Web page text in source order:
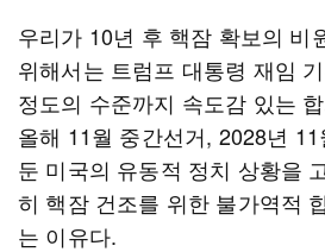
우리가 10년 후 핵잠 확보의 비
위해서는 트럼프 대통령 재임
정도의 수준까지 속도감 있는
올해 11월 중간선거, 2028년
둔 미국의 유동적 정치 상황을
히 핵잠 건조를 위한 불가역적
는 이유다.